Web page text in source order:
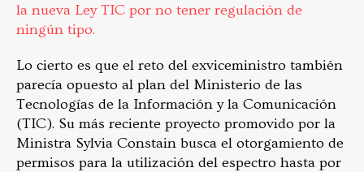
la nueva Ley TIC por no tener regulación de
ningún tipo.
Lo cierto es que el reto del exviceministro también
parecía opuesto al plan del Ministerio de las
Tecnologías de la Información y la Comunicación
(TIC). Su más reciente proyecto promovido por la
Ministra Sylvia Constain busca el otorgamiento de
permisos para la utilización del espectro hasta por